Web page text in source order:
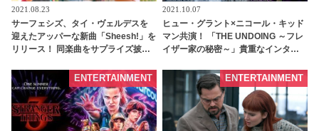
2021.08.23
サーフェシズ、タイ・ヴェルデスを
迎えたアッパーな新曲「Sheesh!」を
リリース！ 同楽曲をサプライズ披露
り］ | tvgroove
2021.10.07
ヒュー・グラント×ニコール・キッド
マン共演！ 「THE UNDOING ～フレ
イザー家の秘密～」貴重なインタビ
うに読んだわ」 - tvgroove
ENTERTAINMENT ENTERTAINMENT